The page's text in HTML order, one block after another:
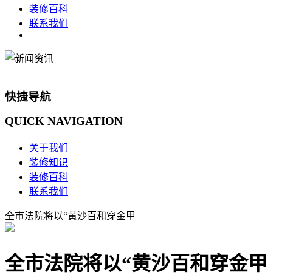
装修百科
联系我们
快捷导航
QUICK NAVIGATION
关于我们
装修知识
装修百科
联系我们
全市法院将以“黄沙百和穿金甲
全市法院将以“黄沙百和穿金甲